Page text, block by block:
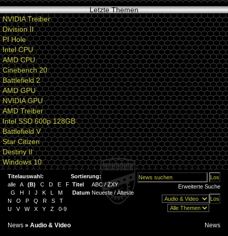
Letzte Themen
NVIDIA Treiber
Division II
PI Hole
Intel CPU
AMD CPU
Cinebench 20
Battlefield 2
AMD GPU
NVIDIA GPU
AMD Treiber
Intel SSD 600p 128GB
Battlefield V
Star Citizen
Destiny II
Windows 10
Titelauswahl:
alle
A (B) C D E
F
G
H I J K L
M
N
O P Q R S
T
U
V W X Y Z 0-9
Sortierung:
Titel
ABC/ZXY
Datum Neueste / Älteste
Erweiterte Suche
News » Audio & Video News